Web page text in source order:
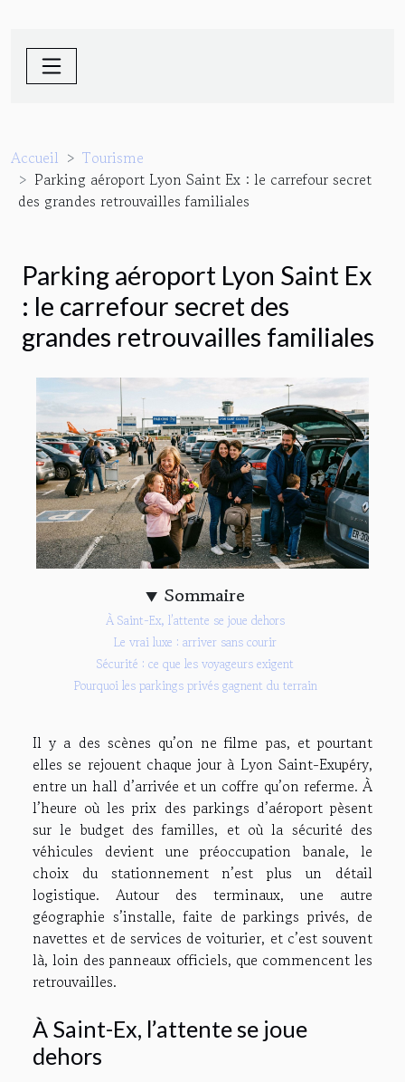
Accueil
Tourisme
Parking aéroport Lyon Saint Ex : le carrefour secret
des grandes retrouvailles familiales
Parking aéroport Lyon Saint Ex
: le carrefour secret des
grandes retrouvailles familiales
Sommaire
À Saint-Ex, l’attente se joue dehors
Le vrai luxe : arriver sans courir
Sécurité : ce que les voyageurs exigent
Pourquoi les parkings privés gagnent du terrain
Il y a des scènes qu’on ne filme pas, et pourtant
elles se rejouent chaque jour à Lyon Saint-Exupéry,
entre un hall d’arrivée et un coffre qu’on referme. À
l’heure où les prix des parkings d’aéroport pèsent
sur le budget des familles, et où la sécurité des
véhicules devient une préoccupation banale, le
choix du stationnement n’est plus un détail
logistique. Autour des terminaux, une autre
géographie s’installe, faite de parkings privés, de
navettes et de services de voiturier, et c’est souvent
là, loin des panneaux officiels, que commencent les
retrouvailles.
À Saint-Ex, l’attente se joue
dehors